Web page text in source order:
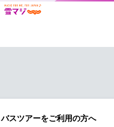
バスツアーをご利用の方へ